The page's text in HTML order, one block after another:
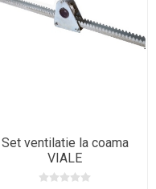
Set ventilatie la coama
VIALE